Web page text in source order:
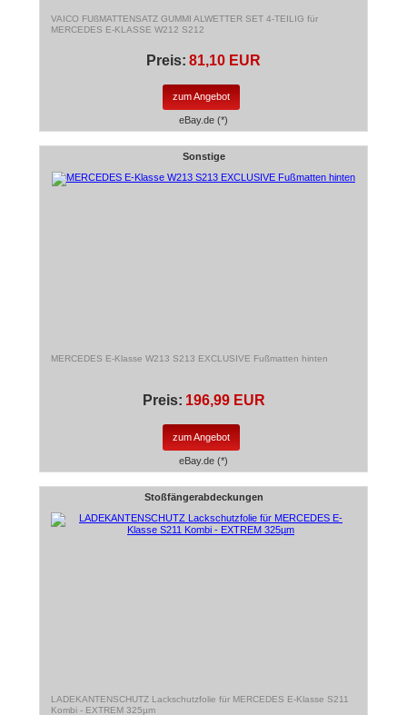
VAICO FUßMATTENSATZ GUMMI ALWETTER SET 4-TEILIG für
MERCEDES E-KLASSE W212 S212
Preis: 81,10 EUR
zum Angebot
eBay.de (*)
Sonstige
MERCEDES E-Klasse W213 S213 EXCLUSIVE Fußmatten hinten
Preis: 196,99 EUR
zum Angebot
eBay.de (*)
Stoßfängerabdeckungen
LADEKANTENSCHUTZ Lackschutzfolie für MERCEDES E-Klasse S211
Kombi - EXTREM 325µm